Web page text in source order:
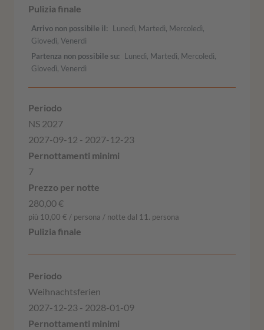
Arrivo non possibile il
Lunedì, Martedì, Mercoledì,
Giovedì, Venerdì
Partenza non possibile su
Lunedì, Martedì, Mercoledì,
Giovedì, Venerdì
NS 2027
2027-09-12 - 2027-12-23
7
280,00 €
più 10,00 € / persona / notte dal 11. persona
Weihnachtsferien
2027-12-23 - 2028-01-09